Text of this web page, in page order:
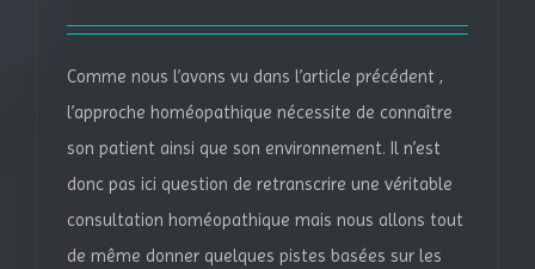
Comme nous l’avons vu dans l’article précédent ,
l’approche homéopathique nécessite de connaître
son patient ainsi que son environnement. Il n’est
donc pas ici question de retranscrire une véritable
consultation homéopathique mais nous allons tout
de même donner quelques pistes basées sur les